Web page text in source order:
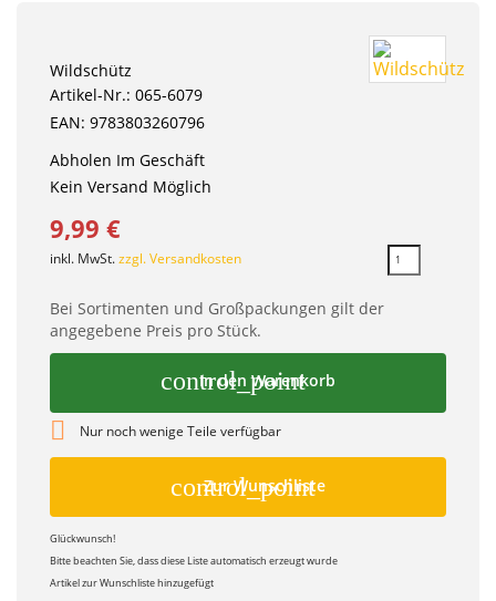
Wildschütz
Artikel-Nr.: 065-6079
EAN: 9783803260796
Abholen Im Geschäft
Kein Versand Möglich
9,99 €
inkl. MwSt.zzgl. Versandkosten
Bei Sortimenten und Großpackungen gilt der
angegebene Preis pro Stück.
control_point
In den Warenkorb
 Nur noch wenige Teile verfügbar
control_point
Zur Wunschliste
Glückwunsch!
Bitte beachten Sie, dass diese Liste automatisch erzeugt wurde
Artikel zur Wunschliste hinzugefügt